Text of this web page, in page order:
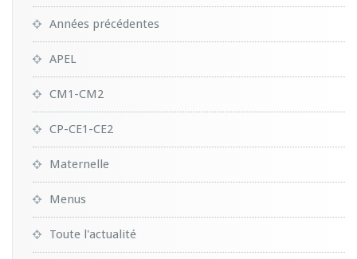
Années précédentes
APEL
CM1-CM2
CP-CE1-CE2
Maternelle
Menus
Toute l'actualité